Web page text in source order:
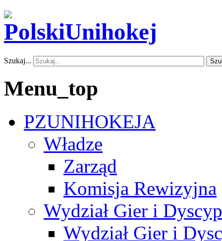
Szukaj...
Menu_top
PZUNIHOKEJA
Władze
Zarząd
Komisja Rewizyjna
Wydział Gier i
Wydział Gier i